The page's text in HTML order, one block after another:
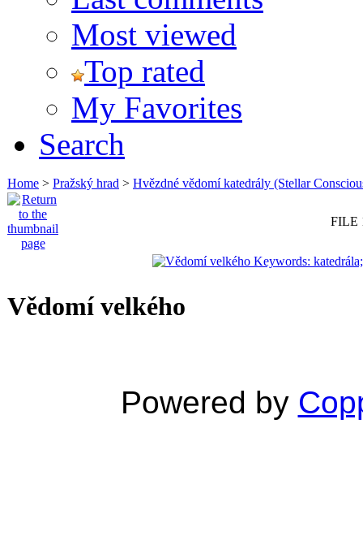
Most viewed
Top rated
My Favorites
Search
Home > Pražský hrad > Hvězdné vědomí katedrály (Stellar
FILE
Vědomí velkého
Powered by